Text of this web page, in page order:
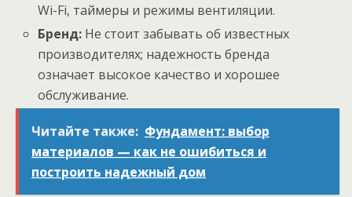
Wi-Fi, таймеры и режимы вентиляции.
Бренд: Не стоит забывать об известных
производителях; надежность бренда
означает высокое качество и хорошее
обслуживание.
Читайте также: Фундамент: выбор
материалов — как не ошибиться и
построить надежный дом